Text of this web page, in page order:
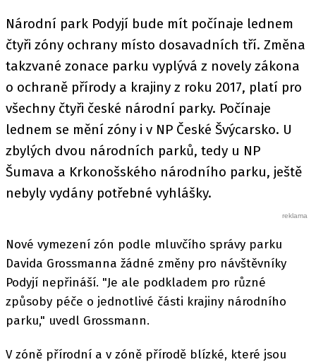
Národní park Podyjí bude mít počínaje lednem
čtyři zóny ochrany místo dosavadních tří. Změna
takzvané zonace parku vyplývá z novely zákona
o ochraně přírody a krajiny z roku 2017, platí pro
všechny čtyři české národní parky. Počínaje
lednem se mění zóny i v NP České Švýcarsko. U
zbylých dvou národních parků, tedy u NP
Šumava a Krkonošského národního parku, ještě
nebyly vydány potřebné vyhlášky.
Nové vymezení zón podle mluvčího správy parku
Davida Grossmanna žádné změny pro návštěvníky
Podyjí nepřináší. "Je ale podkladem pro různé
způsoby péče o jednotlivé části krajiny národního
parku," uvedl Grossmann.
V zóně přírodní a v zóně přírodě blízké, které jsou